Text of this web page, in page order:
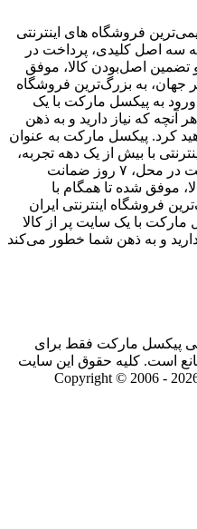
فروشگاه های اینترنتی
به سه اصل کلیدی، پرداخت در
و تضمین اصل‌بودن کالا، موفق
جهان، به بزرگ‌ترین فروشگاه
ورود به پیکسل مارکت با یک
آنچه که نیاز دارید و به ذهن
کرد. پیکسل مارکت به عنوان
با بیش از یک دهه تجربه،
با پایبندی به سه اصل کلیدی، پرداخت در محل، ۷ روز ضمانت
موفق شده تا همگام با
فروشگاه اینترنتی ایران
با یک سایت پر از کالا
و به ذهن شما خطور می‌کند
پیکسل مارکت فقط برای
است. کلیه حقوق این سایت